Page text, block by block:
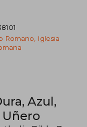
Romano, Iglesia
Azul,
Uñero